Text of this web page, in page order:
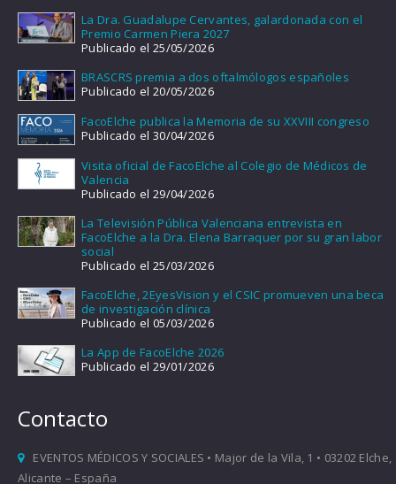
La Dra. Guadalupe Cervantes, galardonada con el
Premio Carmen Piera 2027
Publicado el 25/05/2026
BRASCRS premia a dos oftalmólogos españoles
Publicado el 20/05/2026
FacoElche publica la Memoria de su XXVIII congreso
Publicado el 30/04/2026
Visita oficial de FacoElche al Colegio de Médicos de
Valencia
Publicado el 29/04/2026
La Televisión Pública Valenciana entrevista en
FacoElche a la Dra. Elena Barraquer por su gran labor
social
Publicado el 25/03/2026
FacoElche, 2EyesVision y el CSIC promueven una beca
de investigación clínica
Publicado el 05/03/2026
La App de FacoElche 2026
Publicado el 29/01/2026
Contacto
EVENTOS MÉDICOS Y SOCIALES • Major de la Vila, 1 • 03202 Elche,
Alicante – España